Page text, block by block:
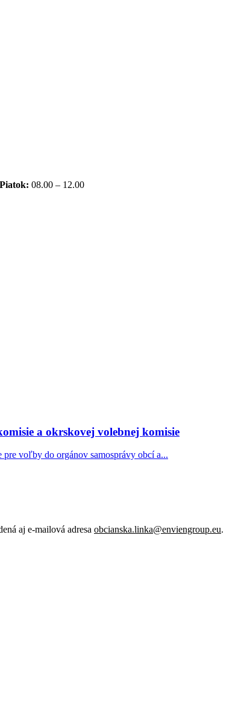
Piatok: 08.00 – 12.00
a okrskovej volebnej komisie
pre voľby do orgánov samosprávy obcí a...
aj e-mailová adresa obcianska.linka@enviengroup.eu.